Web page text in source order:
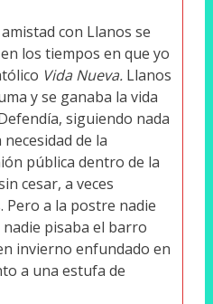
con Llanos se
los tiempos en que yo
Vida Nueva.Llanos
y se ganaba la vida
siguiendo nada
de la
pública dentro de la
cesar, a veces
a la postre nadie
pisaba el barro
invierno enfundado en
a una estufa de